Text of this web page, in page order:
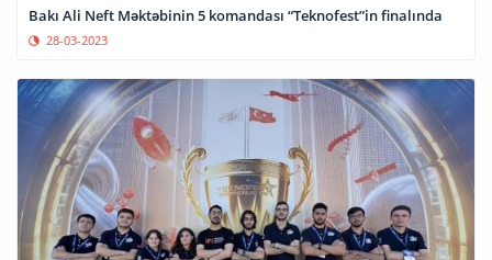
Bakı Ali Neft Məktəbinin 5 komandası “Teknofest”in finalında
28-03-2023